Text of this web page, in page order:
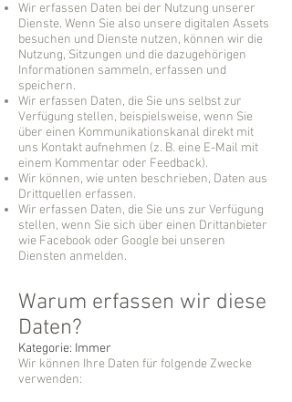
Wir erfassen Daten bei der Nutzung unserer
Dienste. Wenn Sie also unsere digitalen Assets
besuchen und Dienste nutzen, können wir die
Nutzung, Sitzungen und die dazugehörigen
Informationen sammeln, erfassen und
speichern.
Wir erfassen Daten, die Sie uns selbst zur
Verfügung stellen, beispielsweise, wenn Sie
über einen Kommunikationskanal direkt mit
uns Kontakt aufnehmen (z. B. eine E-Mail mit
einem Kommentar oder Feedback).
Wir können, wie unten beschrieben, Daten aus
Drittquellen erfassen.
Wir erfassen Daten, die Sie uns zur Verfügung
stellen, wenn Sie sich über einen Drittanbieter
wie Facebook oder Google bei unseren
Diensten anmelden.
Warum erfassen wir diese
Daten?
Kategorie: Immer
Wir können Ihre Daten für folgende Zwecke
verwenden: